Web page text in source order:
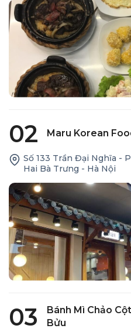
02 Maru Korean
Số 133 Trần Đại Nghĩa -
Hai Bà Trưng - Hà Nội
03
Bánh Mì Chảo
Bửu